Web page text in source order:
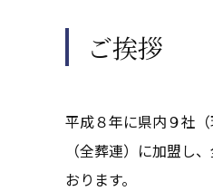
ご挨拶
平成８年に県内９社
（全葬連）に加盟し
おります。